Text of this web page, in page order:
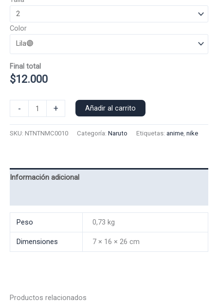
Color
Final total
$12.000
-
Manga
cantidad
+ Añadir al carrito
SKU: NTNTNMC0010 Categoría: Naruto Etiquetas: anime, nike
Información adicional
Peso 0,73 kg
Dimensiones 7 × 16 × 26 cm
Productos relacionados